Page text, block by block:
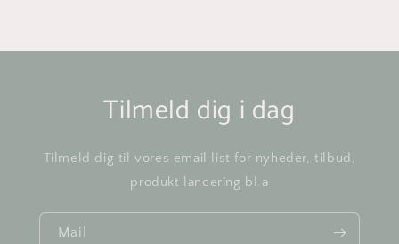
Tilmeld dig i dag
Tilmeld dig til vores email list for nyheder, tilbud,
produkt lancering bl.a
Mail